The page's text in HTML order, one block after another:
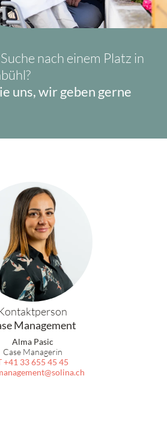
nach einem Platz in
uns, wir geben gerne
Management
Alma Pasic
Case Managerin
+41 33 655 45 45
solina.ch